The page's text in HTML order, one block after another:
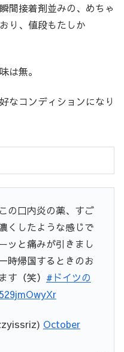
間接着剤並みの、めちゃ
り、値段もたしか
は無。
なコンディションになり
の口内炎の薬、すご
くしたような感じで
ッと痛みが引きまし
時帰国するときのお
す（笑） #ドイツの
October